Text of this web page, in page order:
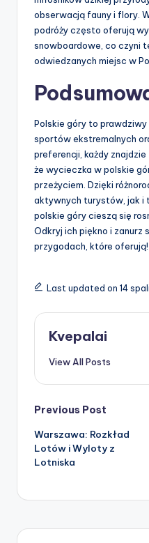
obserwacją fauny i flory.
podróży często oferują
snowboardowe, co czyni
odwiedzanych miejsc w
Polskie góry to prawdziwy
sportów ekstremalnych
preferencji, każdy
że wycieczka w polskie
przeżyciem. Dzięki
aktywnych turystów, jak i
polskie góry cieszą się
Odkryj ich piękno i zanurz
przygodach, które oferują!
Last updated on 14
Kvepalai
View All Posts
Post
navigation
Previous Post
Warszawa: Rozkład
Lotów i Wyloty z
Lotniska